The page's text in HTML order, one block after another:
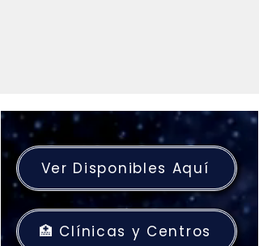
Ver Disponibles Aquí
🏥 Clínicas y Centros